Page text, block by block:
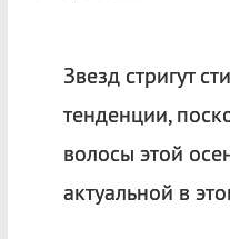
Звезд стригут
тенденции,
волосы этой
актуальной в